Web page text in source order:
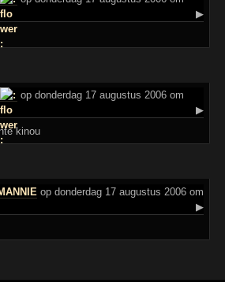
▶
op donderdag 17 augustus 2006 om
▶
kinou
op donderdag 17 augustus 2006 om
▶